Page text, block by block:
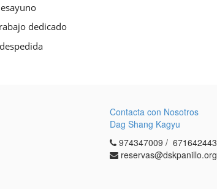
dedicado
Contacta con Nosotros
Dag Shang Kagyu
974347009 / 671642443
reservas@dskpanillo.org